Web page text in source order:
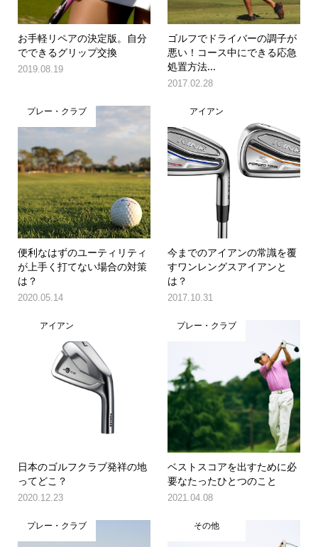
お手軽リペアの決定版。自分
でできるグリップ交換
2019.08.19
ゴルフでドライバーの調子が
悪い！コース中にできる応急
処置方法...
2017.02.28
プレー・クラブ
便利なはずのユーティリティ
が上手く打てない場合の対策
は？
2020.05.14
アイアン
今までのアイアンの常識を覆
すワンレングスアイアンと
は？
2017.10.31
アイアン
日本のゴルフクラブ発祥の地
ってどこ？
2020.12.23
プレー・クラブ
ベストスコアを出すために必
要なたったひとつのこと
2021.04.08
プレー・クラブ その他